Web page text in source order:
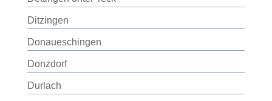
Ditzingen
Donaueschingen
Donzdorf
Durlach